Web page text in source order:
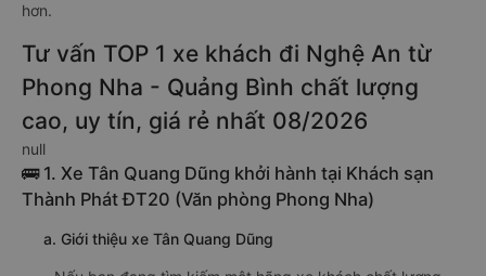
hơn.
Tư vấn TOP 1 xe khách đi Nghệ An từ
Phong Nha - Quảng Bình chất lượng
cao, uy tín, giá rẻ nhất 08/2026
null
🚌 1. Xe Tân Quang Dũng khởi hành tại Khách sạn
Thành Phát ĐT20 (Văn phòng Phong Nha)
a. Giới thiệu xe Tân Quang Dũng